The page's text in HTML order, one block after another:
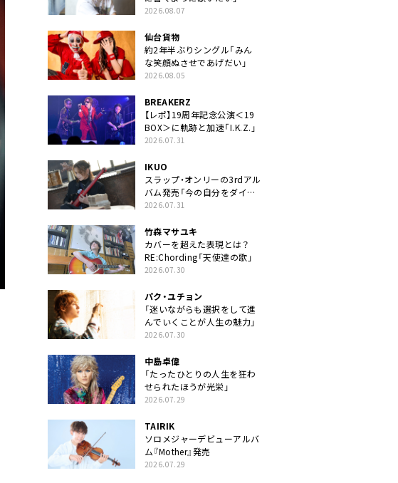
2026.08.07
仙台貨物
約2年半ぶりシングル「みん
な笑顔ぬさせであげだい」
2026.08.05
BREAKERZ
【レポ】19周年記念公演＜19
BOX＞に軌跡と加速「I.K.Z.」
2026.07.31
IKUO
スラップ・オンリーの3rdアル
バム発売「今の自分をダイレ
クトに」
2026.07.31
竹森マサユキ
カバーを超えた表現とは？
RE:Chording「天使達の歌」
2026.07.30
パク・ユチョン
「迷いながらも選択をして進
んでいくことが人生の魅力」
2026.07.30
中島卓偉
「たったひとりの人生を狂わ
せられたほうが光栄」
2026.07.29
TAIRIK
ソロメジャーデビューアルバ
ム『Mother』発売
2026.07.29